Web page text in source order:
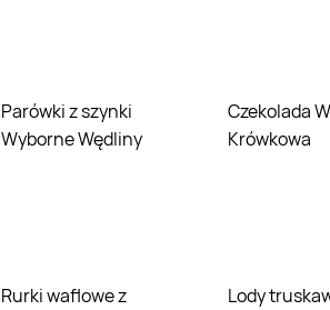
Parówki z szynki
Wyborne Wędliny
Czekolada Wawel
Krówkowa
Rurki waflowe z
Lody truskawkowe